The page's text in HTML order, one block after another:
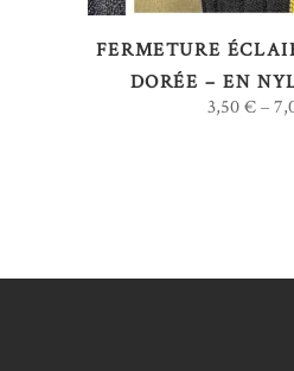
FERMETURE
DORÉE – EN
3,50€ –